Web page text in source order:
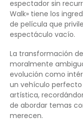
espectador sin
Walk» tiene los
de película que
espectáculo vacío.
La transformación
moralmente
evolución como
un vehículo
artística,
de abordar temas
merecen.